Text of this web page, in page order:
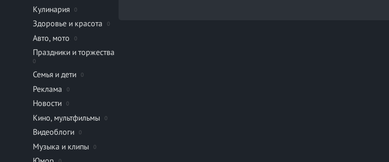
Кулинария 0
Здоровье и красота 0
Авто, мото 0
Праздники и торжества
0
Семья и дети 0
Реклама 0
Новости 0
Кино, мультфильмы 0
Видеоблоги 0
Музыка и клипы 0